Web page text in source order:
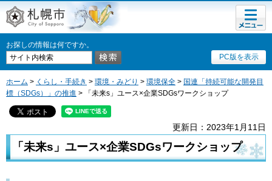
札幌市
お探しの情報は何ですか。
PC版を表示
メニュ
ー
ホーム > くらし・手続き > 環境・みどり > 環境保全 > 国連「持続可能な開発目
標（SDGs）」の推進 > 「未来s」ユース×企業SDGsワークショップ
更新日：2023年1月11日
「未来s」ユース×企業SDGsワークショップ